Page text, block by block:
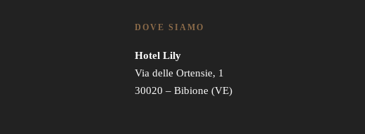
DOVE SIAMO
Hotel Lily
Via delle Ortensie, 1
30020 – Bibione (VE)